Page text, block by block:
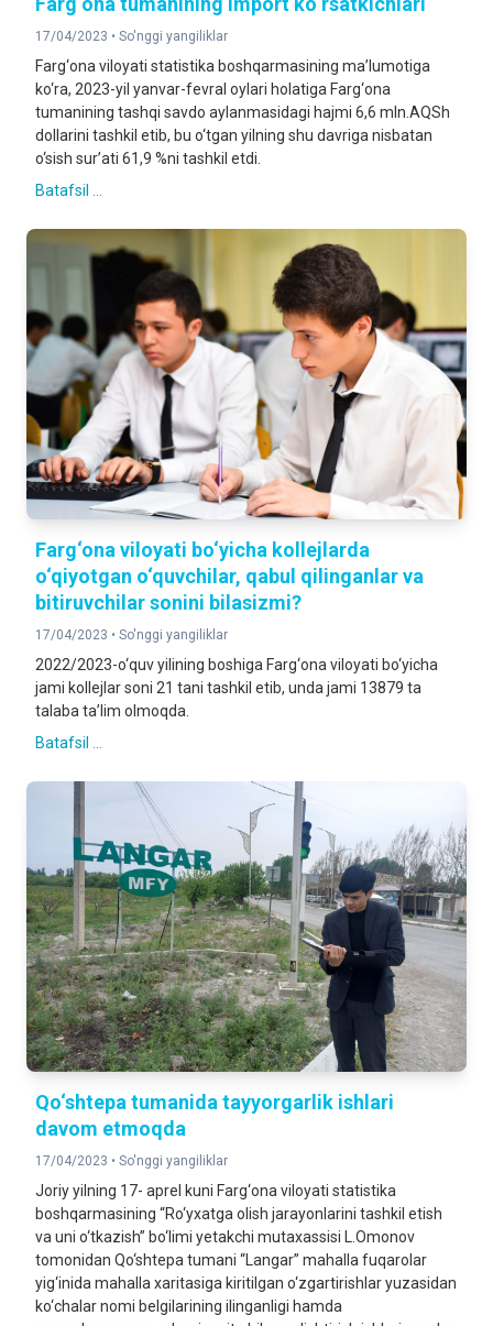
17/04/2023 • So'nggi yangiliklar
Farg‘ona viloyati statistika boshqarmasining ma’lumotiga
ko‘ra, 2023-yil yanvar-fevral oylari holatiga Farg‘ona
tumanining tashqi savdo aylanmasidagi hajmi 6,6 mln.AQSh
dollarini tashkil etib, bu o‘tgan yilning shu davriga nisbatan
o‘sish sur’ati 61,9 %ni tashkil etdi.
Batafsil ...
Farg‘ona viloyati bo‘yicha kollejlarda
o‘qiyotgan o‘quvchilar, qabul qilinganlar va
bitiruvchilar sonini bilasizmi?
17/04/2023 • So'nggi yangiliklar
2022/2023-o‘quv yilining boshiga Farg‘ona viloyati bo‘yicha
jami kollejlar soni 21 tani tashkil etib, unda jami 13879 ta
talaba ta’lim olmoqda.
Batafsil ...
Qo‘shtepa tumanida tayyorgarlik ishlari
davom etmoqda
17/04/2023 • So'nggi yangiliklar
Joriy yilning 17- aprel kuni Farg‘ona viloyati statistika
boshqarmasining “Ro‘yxatga olish jarayonlarini tashkil etish
va uni o‘tkazish” bo‘limi yetakchi mutaxassisi L.Omonov
tomonidan Qo‘shtepa tumani “Langar” mahalla fuqarolar
yig‘inida mahalla xaritasiga kiritilgan o‘zgartirishlar yuzasidan
ko‘chalar nomi belgilarining ilinganligi hamda